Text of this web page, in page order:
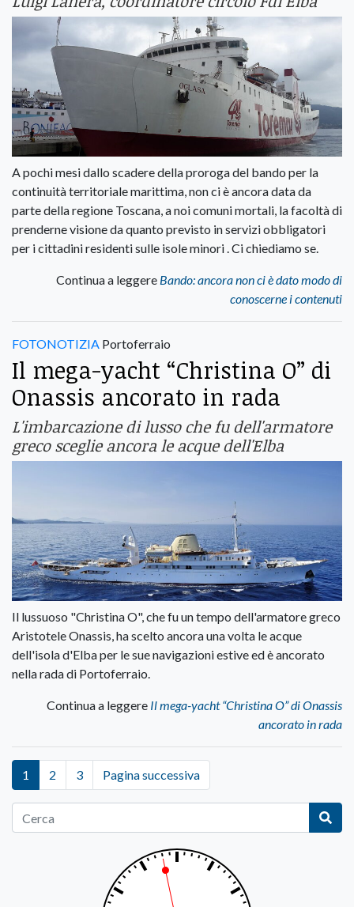
A pochi mesi dallo scadere della proroga del bando per la
continuità territoriale marittima, non ci è ancora data da
parte della regione Toscana, a noi comuni mortali, la facoltà di
prenderne visione da quanto previsto in servizi obbligatori
per i cittadini residenti sulle isole minori . Ci chiediamo se.
Continua a leggere Bando: ancora non ci è dato modo di
conoscerne i contenuti
FOTONOTIZIA Portoferraio
Il mega-yacht “Christina O” di
Onassis ancorato in rada
L'imbarcazione di lusso che fu dell'armatore
greco sceglie ancora le acque dell'Elba
Il lussuoso "Christina O", che fu un tempo dell'armatore greco
Aristotele Onassis, ha scelto ancora una volta le acque
dell'isola d'Elba per le sue navigazioni estive ed è ancorato
nella rada di Portoferraio.
Continua a leggere Il mega-yacht “Christina O” di Onassis
ancorato in rada
1 2 3 Pagina successiva